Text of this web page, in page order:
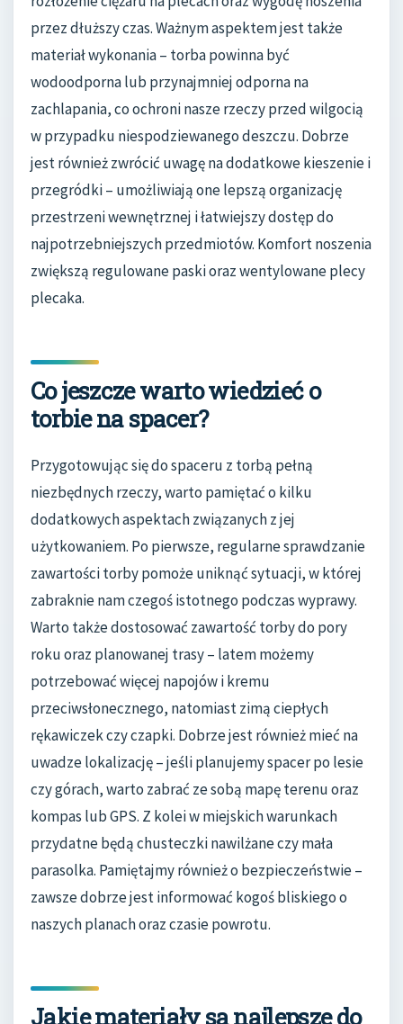
przez dłuższy czas. Ważnym aspektem jest także
materiał wykonania – torba powinna być
wodoodporna lub przynajmniej odporna na
zachlapania, co ochroni nasze rzeczy przed wilgocią
w przypadku niespodziewanego deszczu. Dobrze
jest również zwrócić uwagę na dodatkowe kieszenie i
przegródki – umożliwiają one lepszą organizację
przestrzeni wewnętrznej i łatwiejszy dostęp do
najpotrzebniejszych przedmiotów. Komfort noszenia
zwiększą regulowane paski oraz wentylowane plecy
plecaka.
Co jeszcze warto wiedzieć o
torbie na spacer?
Przygotowując się do spaceru z torbą pełną
niezbędnych rzeczy, warto pamiętać o kilku
dodatkowych aspektach związanych z jej
użytkowaniem. Po pierwsze, regularne sprawdzanie
zawartości torby pomoże uniknąć sytuacji, w której
zabraknie nam czegoś istotnego podczas wyprawy.
Warto także dostosować zawartość torby do pory
roku oraz planowanej trasy – latem możemy
potrzebować więcej napojów i kremu
przeciwsłonecznego, natomiast zimą ciepłych
rękawiczek czy czapki. Dobrze jest również mieć na
uwadze lokalizację – jeśli planujemy spacer po lesie
czy górach, warto zabrać ze sobą mapę terenu oraz
kompas lub GPS. Z kolei w miejskich warunkach
przydatne będą chusteczki nawilżane czy mała
parasolka. Pamiętajmy również o bezpieczeństwie –
zawsze dobrze jest informować kogoś bliskiego o
naszych planach oraz czasie powrotu.
Jakie materiały są najlepsze do